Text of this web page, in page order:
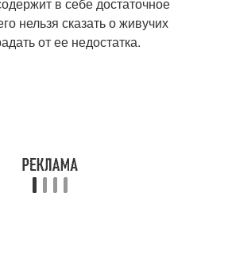
нельзя сказать о живучих
от ее недостатка.